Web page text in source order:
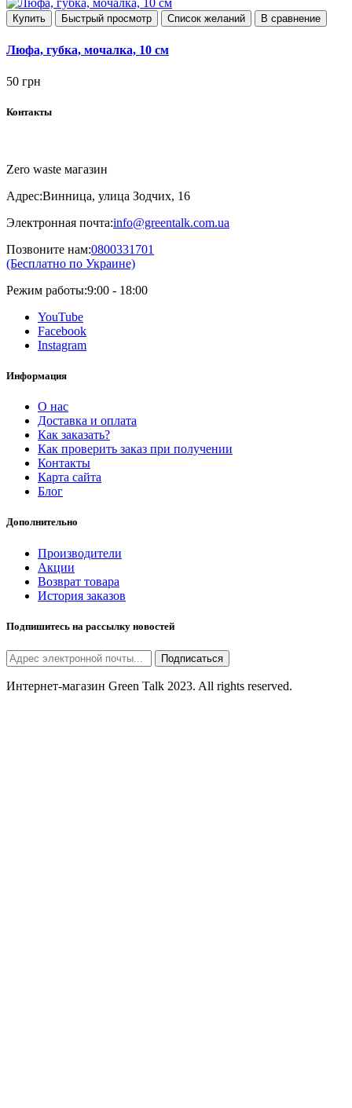
Купить Быстрый просмотр Список желаний В сравнение
Люфа, губка, мочалка, 10 см
50 грн
Контакты
Zero waste магазин
Адрес:Винница, улица Зодчих, 16
Электронная почта:info@greentalk.com.ua
Позвоните нам:0800331701
(Бесплатно по Украине)
Режим работы:9:00 - 18:00
YouTube
Facebook
Instagram
Информация
О нас
Доставка и оплата
Как заказать?
Как проверить заказ при получении
Контакты
Карта сайта
Блог
Дополнительно
Производители
Акции
Возврат товара
История заказов
Подпишитесь на рассылку новостей
Подписаться
Интернет-магазин Green Talk 2023. All rights reserved.